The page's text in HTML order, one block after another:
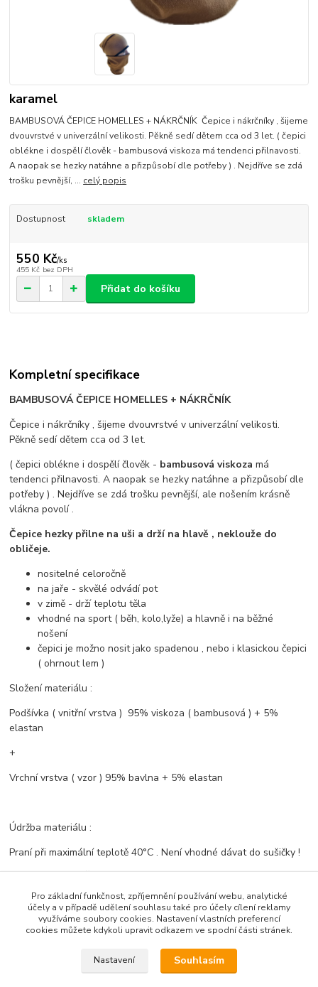
karamel
BAMBUSOVÁ ČEPICE HOMELLES + NÁKRČNÍK Čepice i nákrčníky , šijeme
dvouvrstvé v univerzální velikosti. Pěkně sedí dětem cca od 3 let. ( čepici
oblékne i dospělí člověk - bambusová viskoza má tendenci přilnavosti.
A naopak se hezky natáhne a přizpůsobí dle potřeby ) . Nejdříve se zdá
trošku pevnější, ... celý popis
Dostupnost skladem
550 Kč/ks
455 Kč bez DPH
Přidat do košíku
Kompletní specifikace
BAMBUSOVÁ ČEPICE HOMELLES + NÁKRČNÍK
Čepice i nákrčníky , šijeme dvouvrstvé v univerzální velikosti.
Pěkně sedí dětem cca od 3 let.
( čepici oblékne i dospělí člověk - bambusová viskozamá
tendenci přilnavosti. A naopak se hezky natáhne a přizpůsobí dle
potřeby ) . Nejdříve se zdá trošku pevnější, ale nošením krásně
vlákna povolí .
Čepice hezky přilne na uši a drží na hlavě , neklouže do
obličeje.
nositelné celoročně
na jaře - skvělé odvádí pot
v zimě - drží teplotu těla
vhodné na sport ( běh, kolo,lyže) a hlavně i na běžné
nošení
čepici je možno nosit jako spadenou , nebo i klasickou čepici
( ohrnout lem )
Složení materiálu :
Podšívka ( vnitřní vrstva ) 95% viskoza ( bambusová ) + 5%
elastan
+
Vrchní vrstva ( vzor ) 95% bavlna + 5% elastan
Údržba materiálu :
Praní při maximální teplotě 40°C . Není vhodné dávat do sušičky !
Zboží zařazeno v kategoriích
Vzorované komplety
Pro základní funkčnost, zpříjemnění používání webu, analytické
účely a v případě udělení souhlasu také pro účely cílení reklamy
využíváme soubory cookies. Nastavení vlastních preferencí
cookies můžete kdykoli upravit odkazem ve spodní části stránek.
Nastavení Souhlasím